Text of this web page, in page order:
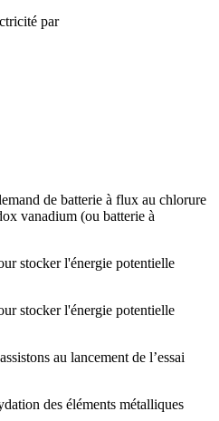
par
de batterie à flux au chlorure
vanadium (ou batterie à
stocker l'énergie potentielle
stocker l'énergie potentielle
au lancement de l’essai
des éléments métalliques